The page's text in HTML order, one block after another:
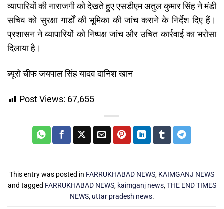
व्यापारियों की नाराजगी को देखते हुए एसडीएम अतुल कुमार सिंह ने मंडी
सचिव को सुरक्षा गार्डों की भूमिका की जांच कराने के निर्देश दिए हैं।
प्रशासन ने व्यापारियों को निष्पक्ष जांच और उचित कार्रवाई का भरोसा
दिलाया है।
ब्यूरो चीफ जयपाल सिंह यादव दानिश खान
Post Views: 67,655
This entry was posted in FARRUKHABAD NEWS, KAIMGANJ NEWS
and tagged FARRUKHABAD NEWS, kaimganj news,THE END TIMES
NEWS, uttar pradesh news.